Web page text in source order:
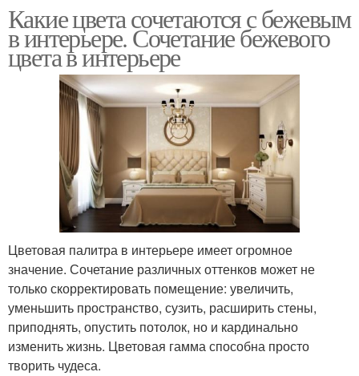
интерьер
Бежево-розовый
интерьер
Бежево-желтый
интерьер
Цветы в интерьере
Интерьер с яркими
акцентами
Интерьер с
натуральными
материалами
Какие цвета сочетаются с бежевым
в интерьере. Сочетание бежевого
цвета в интерьере
Цветовая палитра в интерьере имеет огромное
значение. Сочетание различных оттенков может не
только скорректировать помещение: увеличить,
уменьшить пространство, сузить, расширить стены,
приподнять, опустить потолок, но и кардинально
изменить жизнь. Цветовая гамма способна просто
творить чудеса.